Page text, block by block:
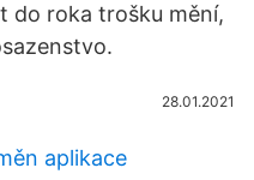
do roka trošku mění,
28.01.2021
aplikace